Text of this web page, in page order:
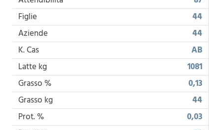
Figlie
44
Aziende
44
K. Cas
AB
Latte kg
1081
Grasso %
0,13
Grasso kg
44
Prot. %
0,03